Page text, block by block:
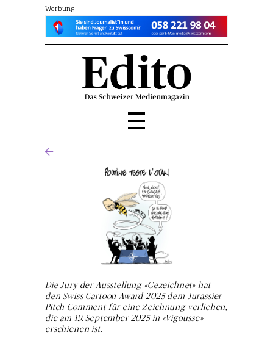
Werbung
Die Jury der Ausstellung «Gezeichnet» hat
den Swiss Cartoon Award 2025 dem Jurassier
Pitch Comment für eine Zeichnung verliehen,
die am 19. September 2025 in «Vigousse»
erschienen ist.